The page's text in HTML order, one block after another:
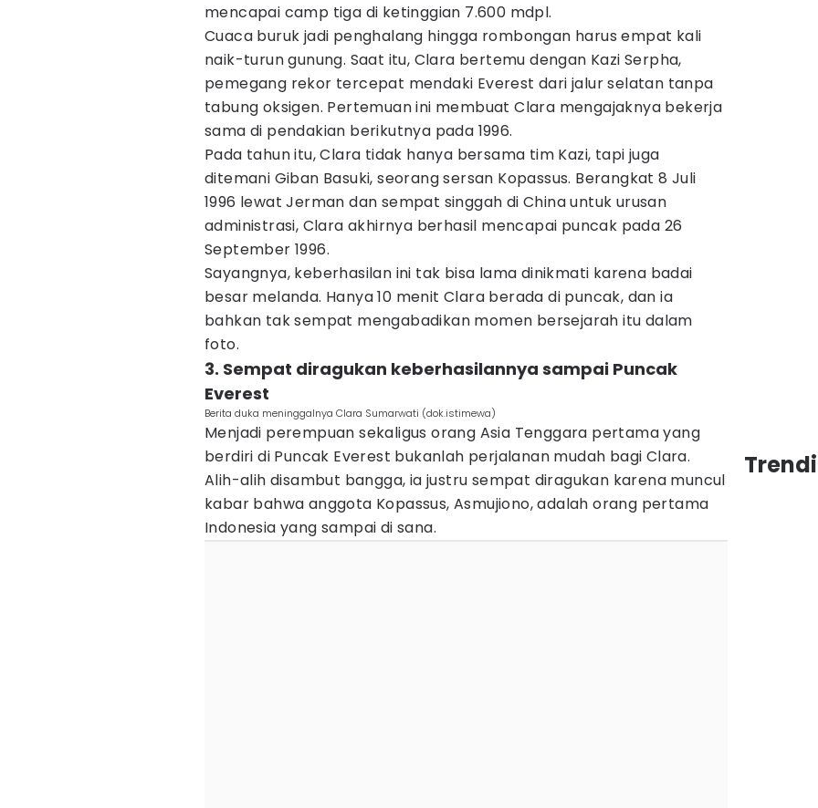
mencapai camp tiga di ketinggian 7.600 mdpl.
Cuaca buruk jadi penghalang hingga rombongan harus empat kali
naik-turun gunung. Saat itu, Clara bertemu dengan Kazi Serpha,
pemegang rekor tercepat mendaki Everest dari jalur selatan tanpa
tabung oksigen. Pertemuan ini membuat Clara mengajaknya bekerja
sama di pendakian berikutnya pada 1996.
Pada tahun itu, Clara tidak hanya bersama tim Kazi, tapi juga
ditemani Giban Basuki, seorang sersan Kopassus. Berangkat 8 Juli
1996 lewat Jerman dan sempat singgah di China untuk urusan
administrasi, Clara akhirnya berhasil mencapai puncak pada 26
September 1996.
Sayangnya, keberhasilan ini tak bisa lama dinikmati karena badai
besar melanda. Hanya 10 menit Clara berada di puncak, dan ia
bahkan tak sempat mengabadikan momen bersejarah itu dalam
foto.
3. Sempat diragukan keberhasilannya sampai Puncak
Everest
Berita duka meninggalnya Clara Sumarwati (dok.istimewa)
Menjadi perempuan sekaligus orang Asia Tenggara pertama yang
berdiri di Puncak Everest bukanlah perjalanan mudah bagi Clara.
Alih-alih disambut bangga, ia justru sempat diragukan karena muncul
kabar bahwa anggota Kopassus, Asmujiono, adalah orang pertama
Indonesia yang sampai di sana.